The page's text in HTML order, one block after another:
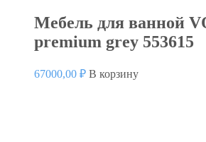
Мебель для ванной
premium grey 553615
67000,00 ₽ В корзину